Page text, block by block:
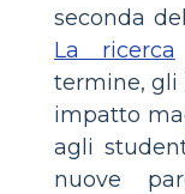
seconda
La ricerca
termine, gli
impatto
agli
nuove